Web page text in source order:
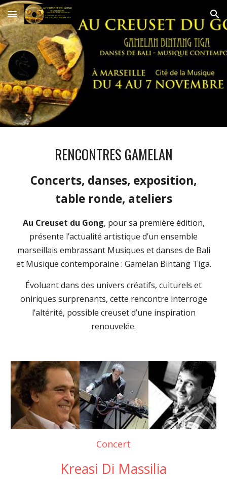
Skip to main content Skip to navigation
RENCONTRES GAMELAN
Concerts, danses, exposition,
table ronde, ateliers
Au Creuset du Gong, pour sa première édition,
présente l’actualité artistique d’un ensemble
marseillais embrassant Musiques et danses de Bali
et Musique contemporaine : Gamelan Bintang Tiga.
Évoluant dans des univers créatifs, culturels et
oniriques surprenants, cette rencontre interroge
l’altérité, possible creuset d’une inspiration
renouvelée.
Concert
Kreasi Di Massilia